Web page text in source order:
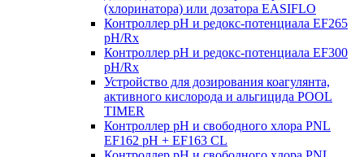
(хлоринатора) или дозатора EASIFLO
Контроллер рН и редокс-потенциала EF265
pH/Rx
Контроллер рН и редокс-потенциала EF300
pH/Rx
Устройство для дозирования коагулянта,
активного кислорода и альгицида POOL
TIMER
Контроллер рН и свободного хлора PNL
EF162 pH + EF163 CL